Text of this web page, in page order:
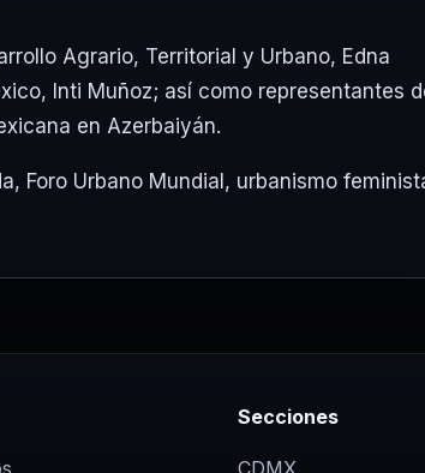
Agrario, Territorial y Urbano, Edna
Inti Muñoz; así como representantes
en Azerbaiyán.
, Foro Urbano Mundial, urbanismo
Secciones